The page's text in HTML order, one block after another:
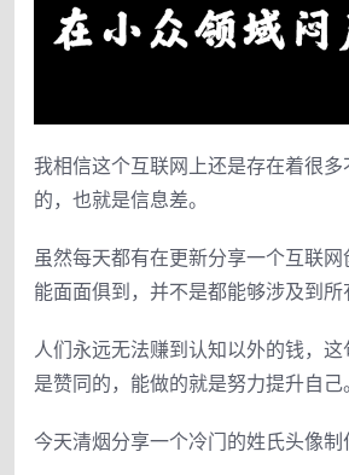
我相信这个互联网上还是存在着很
的，也就是信息差。
虽然每天都有在更新分享一个互联
能面面俱到，并不是都能够涉及到所
人们永远无法赚到认知以外的钱，
是赞同的，能做的就是努力提升自己。
今天清烟分享一个冷门的姓氏头像制